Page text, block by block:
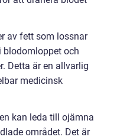
av fett som lossnar
blodomloppet och
Detta är en allvarlig
medicinsk
kan leda till ojämna
området. Det är